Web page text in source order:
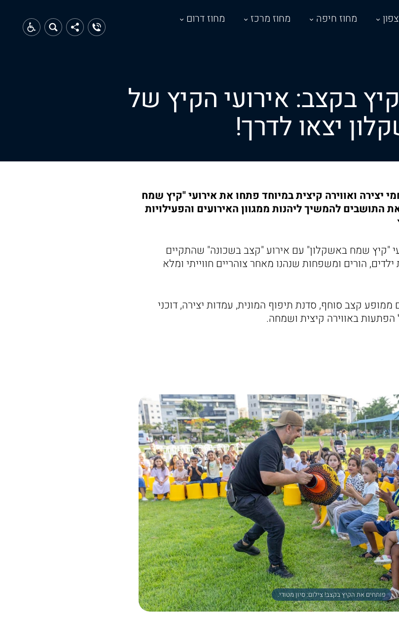
מחוז חיפה מחוז מרכז
מחוז דרום
בקצב: אירועי הקיץ של
יצאו לדרך!
יצירה ואווירה קיצית במיוחד פתחו את אירועי "קיץ שמח
התושבים להמשיך ליהנות ממגוון האירועים והפעילויות
"קיץ שמח באשקלון" עם אירוע "קצב בשכונה" שהתקיים
הורים ומשפחות שנהנו מאחר צוהריים חווייתי ומלא
קצב סוחף, סדנת תיפוף המונית, עמדות יצירה, דוכני
הפתעות באווירה קיצית ושמחה.
פותחים את הקיץ בקצב! צילום: סיון מטודי.